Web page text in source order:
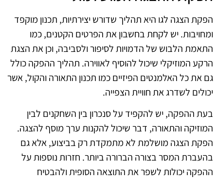
הפקת הצגה לגו היא תהליך שדורש יצירתיות, תכנון מוקפד
ומחויבות. יש לקחת בחשבון את הפרטים הקטנים, כמו
התאמת הלבוש של הדמויות לסיפור ולסביבה, וכן את הצגת
הרקע המוזיקלי שיכול להוסיף לאווירה. תהליך ההפקה כולל
גם את כל האלמנטים הפיזיים כמו תכנון התאורה והקול, אשר
יכולים לשדרג את חוויית הצפייה.
בעת ההפקה, יש להקפיד על סנכרון בין השחקנים לבין
המוזיקה והתאורה, דבר שיכול להקנות ערך מוסף להצגה.
הפקת הצגה מושלמת לא מתמקדת רק בביצוע, אלא גם
בהעברת המסר בצורה הברורה ביותר. חזרות נוספות על
ההפקה יכולות לשפר את התוצאה הסופית ולהבטיח